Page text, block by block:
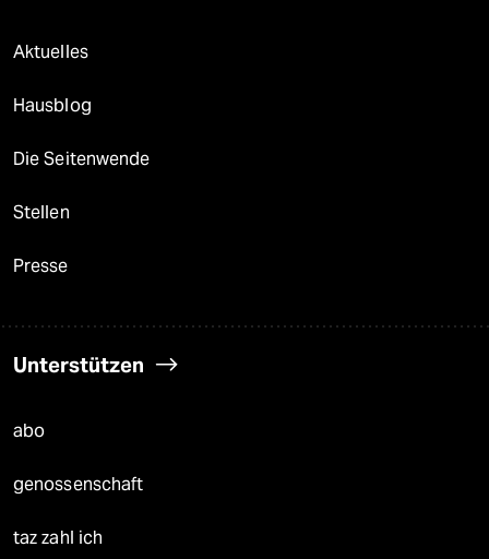
Aktuelles
Hausblog
Die Seitenwende
Stellen
Presse
Unterstützen
abo
genossenschaft
taz zahl ich